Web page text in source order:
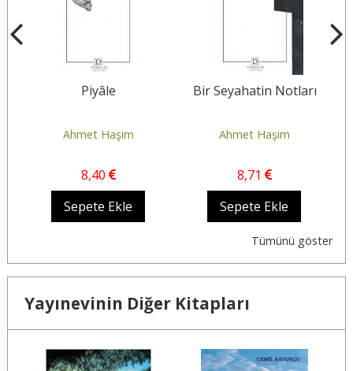
Piyâle
Ahmet Haşim
8,40
Sepete Ekle
Bir Seyahatin Notları
Ahmet Haşim
8,71
Sepete Ekle
Tümünü göster
Yayınevinin Diğer Kitapları